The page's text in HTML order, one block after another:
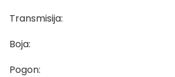
Transmisija:
Boja:
Pogon: